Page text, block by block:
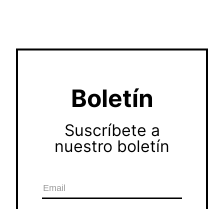
Boletín
Suscríbete a
nuestro boletín